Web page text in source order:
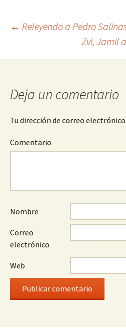
de
entradas
← Releyendo a Pedro
Zvi, Jamil
Deja un comentario
Tu dirección de correo
Comentario
Nombre
Correo
electrónico
Web